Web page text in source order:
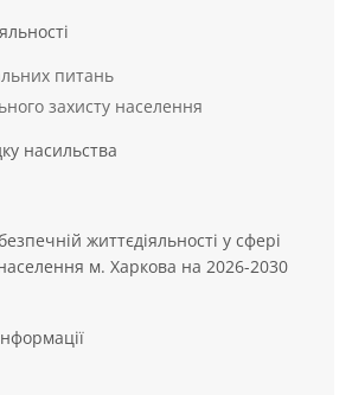
питань
захисту населення
насильства
життєдіяльності у сфері
м. Харкова на 2026-2030